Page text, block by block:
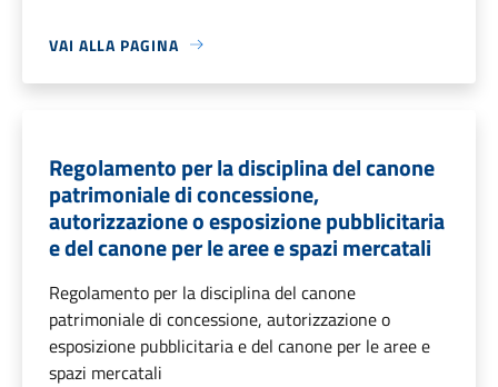
VAI ALLA PAGINA
Regolamento per la disciplina del canone
patrimoniale di concessione,
autorizzazione o esposizione pubblicitaria
e del canone per le aree e spazi mercatali
Regolamento per la disciplina del canone
patrimoniale di concessione, autorizzazione o
esposizione pubblicitaria e del canone per le aree e
spazi mercatali